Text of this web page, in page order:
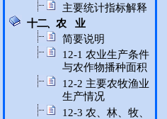
主要统计指标解释
十二、农 业
简要说明
12-1 农业生产条件
与农作物播种面积
12-2 主要农牧渔业
生产情况
12-3 农、林、牧、